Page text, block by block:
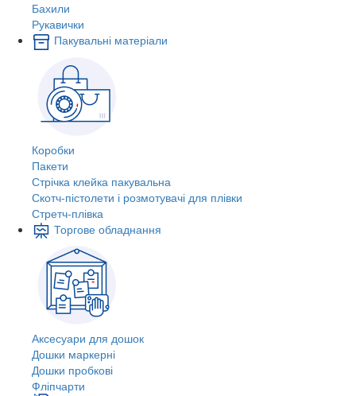
Бахили
Рукавички
Пакувальні матеріали
Коробки
Пакети
Стрічка клейка пакувальна
Скотч-пістолети і розмотувачі для плівки
Стретч-плівка
Торгове обладнання
Аксесуари для дошок
Дошки маркерні
Дошки пробкові
Фліпчарти